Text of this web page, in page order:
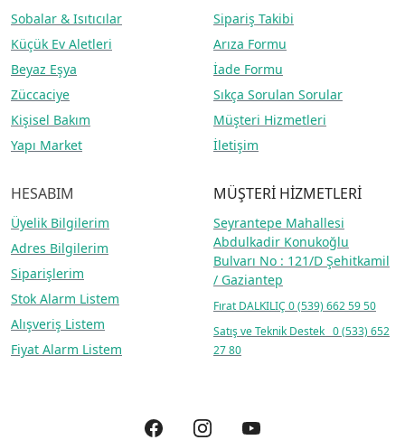
Sobalar & Isıtıcılar
Küçük Ev Aletleri
Beyaz Eşya
Züccaciye
Kişisel Bakım
Yapı Market
Sipariş Takibi
Arıza Formu
İade Formu
Sıkça Sorulan Sorular
Müşteri Hizmetleri
İletişim
HESABIM
Üyelik Bilgilerim
Adres Bilgilerim
Siparişlerim
Stok Alarm Listem
Alışveriş Listem
Fiyat Alarm Listem
MÜŞTERİ HİZMETLERİ
Seyrantepe Mahallesi
Abdulkadir Konukoğlu
Bulvarı No : 121/D Şehitkamil
/ Gaziantep
Fırat DALKILIÇ 0 (539) 662 59 50
Satış ve Teknik Destek 0 (533) 652
27 80